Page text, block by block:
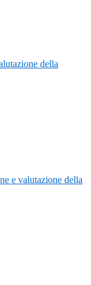
della
e valutazione della